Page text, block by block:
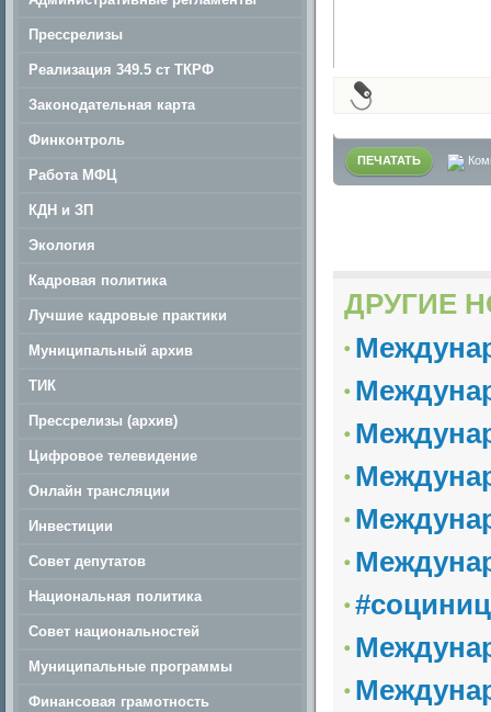
Прессрелизы
Реализация 349.5 ст ТКРФ
Законодательная карта
Финконтроль
Работа МФЦ
КДН и ЗП
Экология
Кадровая политика
Лучшие кадровые практики
Муниципальный архив
ТИК
Прессрелизы (архив)
Цифровое телевидение
Онлайн трансляции
Инвестиции
Совет депутатов
Национальная политика
Совет национальностей
Муниципальные программы
Финансовая грамотность
ПЕЧАТАТЬ
ДРУГИЕ